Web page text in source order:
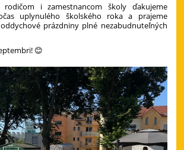
rodičom i zamestnancom školy ďakujeme
uplynulého školského roka a prajeme
prázdniny plné nezabudnuteľných
😊